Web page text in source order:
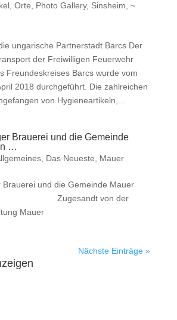
, Orte Photo Gallery, Sinsheim ~
ungarische Partnerstadt Barcs Der
der Freiwilligen Feuerwehr
Freundeskreises Barcs wurde vom
2018 durchgeführt. Die zahlreichen
von Hygieneartikeln,...
Brauerei und die Gemeinde
…
, Das Neueste Mauer
Brauerei und die Gemeinde Mauer
von der
Mauer
Nächste Einträge »